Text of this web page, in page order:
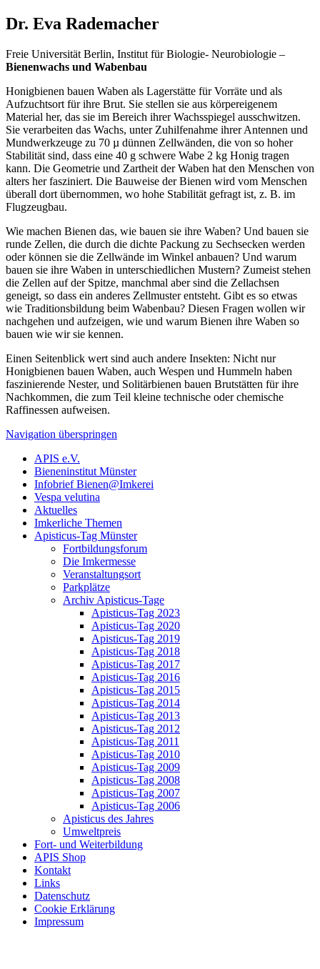
Dr. Eva Rademacher
Freie Universität Berlin, Institut für Biologie- Neurobiologie –
Bienenwachs und Wabenbau
Honigbienen bauen Waben als Lagerstätte für Vorräte und als
Aufzuchtsort für ihre Brut. Sie stellen sie aus körpereigenem
Material her, das sie im Bereich ihrer Wachsspiegel ausschwitzen.
Sie verarbeiten das Wachs, unter Zuhilfenahme ihrer Antennen und
Mundwerkzeuge zu 70 µ dünnen Zellwänden, die von so hoher
Stabilität sind, dass eine 40 g schwere Wabe 2 kg Honig tragen
kann. Die Geometrie und Zartheit der Waben hat den Menschen von
alters her fasziniert. Die Bauweise der Bienen wird vom Menschen
überall dort übernommen, wo hohe Stabilität gefragt ist, z. B. im
Flugzeugbau.
Wie machen Bienen das, wie bauen sie ihre Waben? Und bauen sie
runde Zellen, die durch die dichte Packung zu Sechsecken werden
oder können sie die Zellwände im Winkel anbauen? Und warum
bauen sie ihre Waben in unterschiedlichen Mustern? Zumeist stehen
die Zellen auf der Spitze, manchmal aber sind die Zellachsen
geneigt, so dass ein anderes Zellmuster entsteht. Gibt es so etwas
wie Traditionsbildung beim Wabenbau? Diesen Fragen wollen wir
nachgehen und aufzeigen, wie und warum Bienen ihre Waben so
bauen wie wir sie kennen.
Einen Seitenblick wert sind auch andere Insekten: Nicht nur
Honigbienen bauen Waben, auch Wespen und Hummeln haben
faszinierende Nester, und Solitärbienen bauen Brutstätten für ihre
Nachkommen, die zum Teil kleine technische oder chemische
Raffinessen aufweisen.
Navigation überspringen
APIS e.V.
Bieneninstitut Münster
Infobrief Bienen@Imkerei
Vespa velutina
Aktuelles
Imkerliche Themen
Apisticus-Tag Münster
Fortbildungsforum
Die Imkermesse
Veranstaltungsort
Parkplätze
Archiv Apisticus-Tage
Apisticus-Tag 2023
Apisticus-Tag 2020
Apisticus-Tag 2019
Apisticus-Tag 2018
Apisticus-Tag 2017
Apisticus-Tag 2016
Apisticus-Tag 2015
Apisticus-Tag 2014
Apisticus-Tag 2013
Apisticus-Tag 2012
Apisticus-Tag 2011
Apisticus-Tag 2010
Apisticus-Tag 2009
Apisticus-Tag 2008
Apisticus-Tag 2007
Apisticus-Tag 2006
Apisticus des Jahres
Umweltpreis
Fort- und Weiterbildung
APIS Shop
Kontakt
Links
Datenschutz
Cookie Erklärung
Impressum